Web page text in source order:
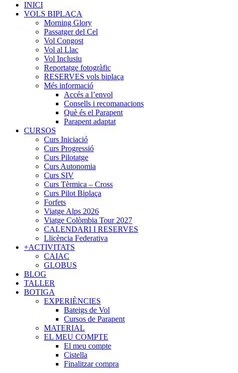
INICI
VOLS BIPLAÇA
Morning Glory
Passatger del Cel
Vol Congost
Vol al Llac
Vol Inclusiu
Reportatge fotogràfic
RESERVES vols biplaça
Més informació
Accés a l’envol
Consells i recomanacions
Què és el Parapent
Parapent adaptat
CURSOS
Curs Iniciació
Curs Progressió
Curs Pilotatge
Curs Autonomia
Curs SIV
Curs Tèrmica – Cross
Curs Pilot Biplaça
Forfets
Viatge Alps 2026
Viatge Colòmbia Tour 2027
CALENDARI I RESERVES
Llicència Federativa
+ACTIVITATS
CAIAC
GLOBUS
BLOG
TALLER
BOTIGA
EXPERIÈNCIES
Bateigs de Vol
Cursos de Parapent
MATERIAL
EL MEU COMPTE
El meu compte
Cistella
Finalitzar compra